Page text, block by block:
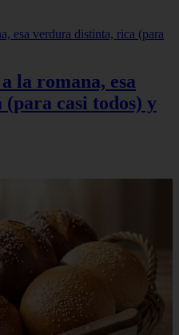
la romana, esa
casi todos) y